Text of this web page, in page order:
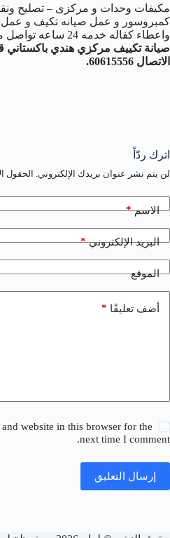
مكيفات وحدات و مركزى – تصليح
كمبروسور و عمل صيانه تكيف و عمل و
واعطاء كفاله خدمه 24 ساعه تواصل مع
صيانة تكييف مركزي هندي باكستاني
الاتصال 60615556.
اترك ردّاً
لن يتم نشر عنوان بريدك الإلكتروني. الحقول
الاسم*
البريد الإلكتروني*
الموقع
أضف تعليقًا *
website in this browser for the
next time I comment.
إرسال التعليق